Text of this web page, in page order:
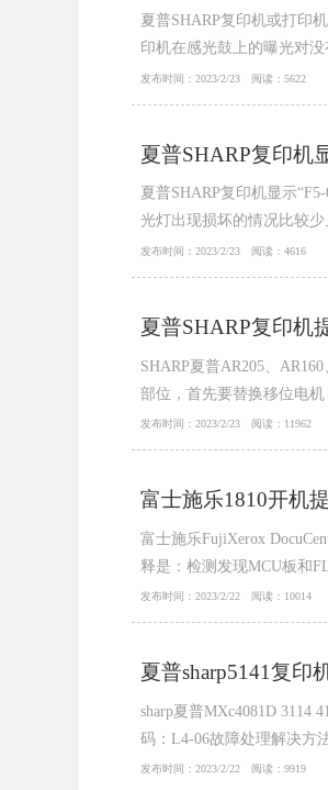
夏普SHARP复印机或打印
印机在感光鼓上的曝光对
方案：用替换的方法，将
发布时间：2023/2/23 阅读：5622
夏普SHARP复印机
夏普SHARP复印机显示
光灯出现损坏的情况比较
束，一般出现F5-02都是线
发布时间：2023/2/23 阅读：4616
夏普SHARP复印机
SHARP夏普AR205、
部位，首先要替换移位电
滑油，上机试机即可。
发布时间：2023/2/23 阅读：11962
富士施乐1810开机
富士施乐FujiXerox
释是：检测发现MCU板和
发布时间：2023/2/22 阅读：10014
夏普sharp5141复印
sharp夏普MXc4081D 3114
码：L4-06故障处理解决方
发布时间：2023/2/22 阅读：9919